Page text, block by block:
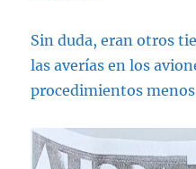
Sin duda, eran otros
las averías en los
procedimientos